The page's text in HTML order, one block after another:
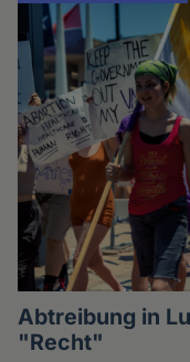
Abtreibung in
"Recht"